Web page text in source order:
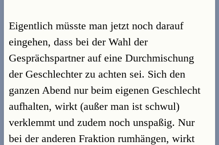
Eigentlich müsste man jetzt noch darauf
eingehen, dass bei der Wahl der
Gesprächspartner auf eine Durchmischung
der Geschlechter zu achten sei. Sich den
ganzen Abend nur beim eigenen Geschlecht
aufhalten, wirkt (außer man ist schwul)
verklemmt und zudem noch unspaßig. Nur
bei der anderen Fraktion rumhängen, wirkt